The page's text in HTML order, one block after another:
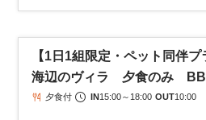
【1日1組限定・ペット同伴
海辺のヴィラ 夕食のみ
夕食付 IN 15:00～ 18:00 OUT10:00